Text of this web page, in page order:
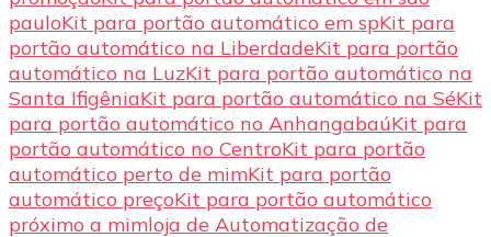
pauloKit para portão automático em spKit para
portão automático na LiberdadeKit para portão
automático na LuzKit para portão automático na
Santa IfigêniaKit para portão automático na SéKit
para portão automático no AnhangabaúKit para
portão automático no CentroKit para portão
automático perto de mimKit para portão
automático preçoKit para portão automático
próximo a mimloja de Automatização de